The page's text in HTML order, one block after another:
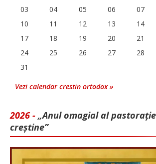
03
04 05 06 07
10
11 12 13 14
17
18 19 20 21
24
25 26 27 28
31
Vezi calendar crestin ortodox »
2026 - „Anul omagial al
creștine”